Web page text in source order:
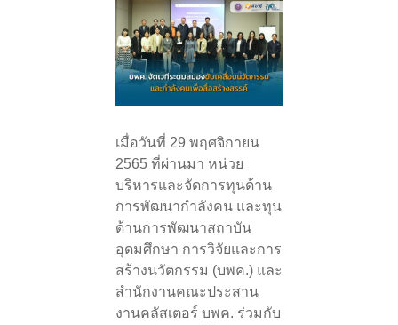
เมื่อวันที่ 29 พฤศจิกายน
2565 ที่ผ่านมา หน่วย
บริหารและจัดการทุนด้าน
การพัฒนากำลังคน และทุน
ด้านการพัฒนาสถาบัน
อุดมศึกษา การวิจัยและการ
สร้างนวัตกรรม (บพค.) และ
สำนักงานคณะประสาน
งานคลัสเตอร์ บพค. ร่วมกับ